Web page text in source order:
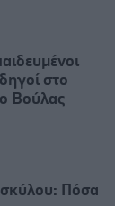
στο
Βούλας
Πόσα